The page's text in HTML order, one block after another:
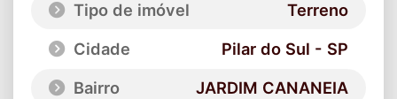
Tipo de imóvel
Terreno
Cidade
Pilar do Sul - SP
Bairro
JARDIM CANANEIA